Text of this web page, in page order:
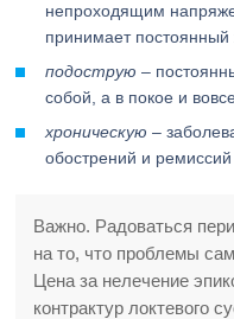
непроходящим
принимает постоянный
подострую –
собой, а в покое и
хроническую –
обострений и
Важно. Радоваться
на то, что проблемы
Цена за нелечение
контрактур локтевого